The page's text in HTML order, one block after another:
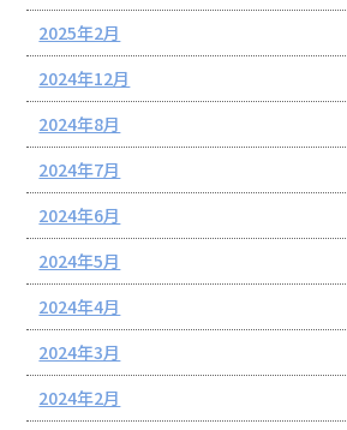
2025年2月
2024年12月
2024年8月
2024年7月
2024年6月
2024年5月
2024年4月
2024年3月
2024年2月